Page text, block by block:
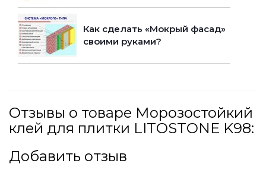
Как сделать «Мокрый фасад»
своими руками?
Отзывы о товаре Морозостойкий
клей для плитки LITOSTONE K98:
Добавить отзыв